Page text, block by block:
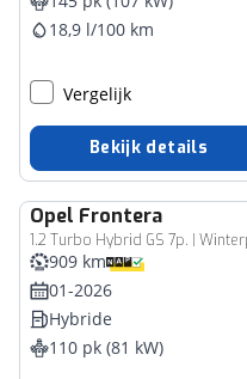
18,9 l/100 km
Vergelijk
Bekijk details
Opel Frontera
1.2 Turbo Hybrid GS 7p. |
909 km
01-2026
Hybride
110 pk (81 kW)